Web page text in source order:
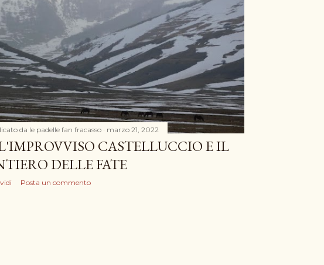
da le padelle fan fracasso marzo 21, 2022
CASTELLUCCIO E IL
DELLE FATE
Posta un commento